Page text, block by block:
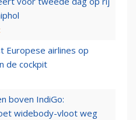
Europese airlines op
de cockpit
boven IndiGo:
widebody-vloot weg